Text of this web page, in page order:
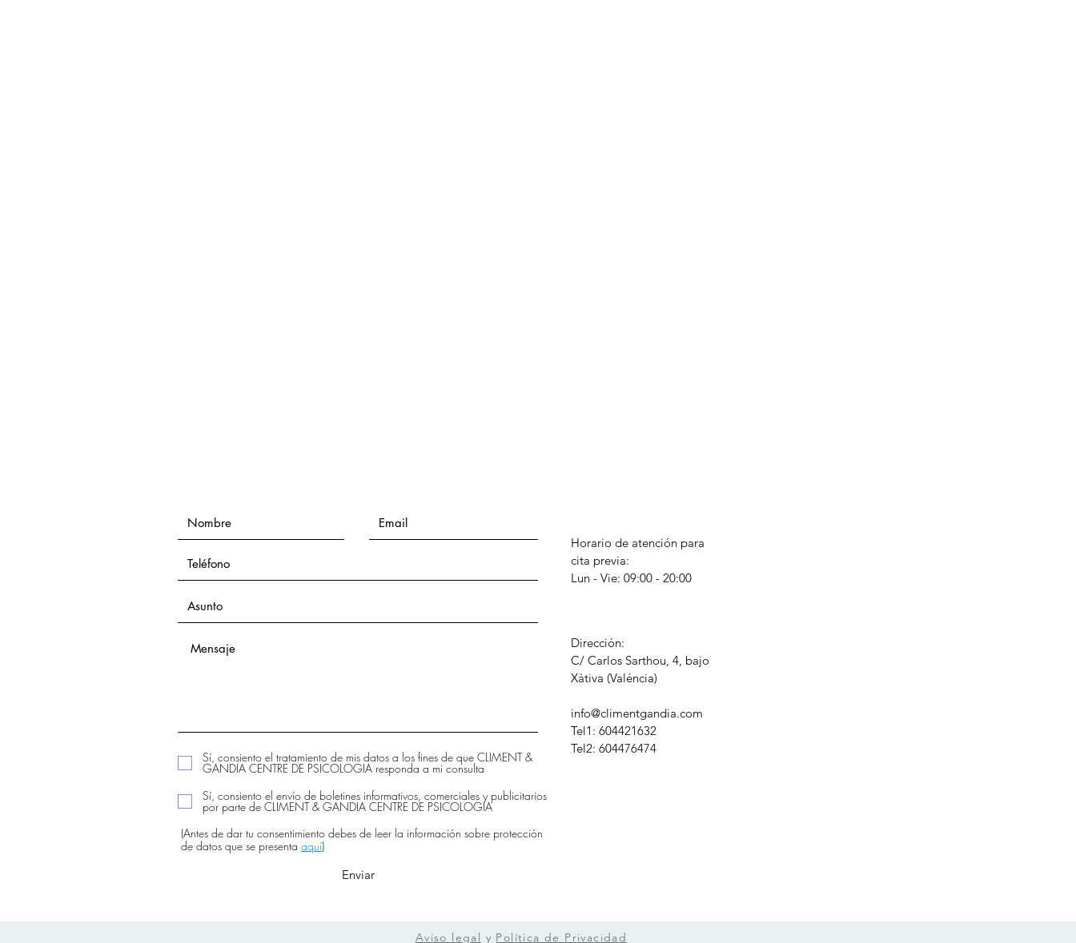
Sí, consiento el tratamiento de mis datos a los fines de que CLIMENT &
GANDIA CENTRE DE PSICOLOGIA responda a mi consulta
Sí, consiento el envío de boletines informativos, comerciales y publicitarios
por parte de CLIMENT & GANDIA CENTRE DE PSICOLOGIA
(Antes de dar tu consentimiento debes de leer la información sobre protección
de datos que se presenta aquí)
Enviar
Horario de atención para
cita previa:
Lun - Vie: 09:00 - 20:00
Dirección:
C/ Carlos Sarthou, 4, bajo
​Xàtiva (Valéncia)
info@climentgandia.com
Tel1: 604421632
Tel2: 604476474
Aviso legal y Política de Privacidad